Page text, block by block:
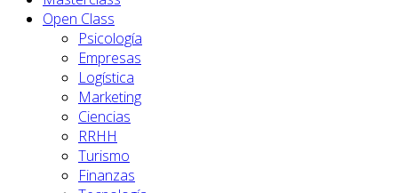
Open Class
Psicología
Empresas
Logística
Marketing
Ciencias
RRHH
Turismo
Finanzas